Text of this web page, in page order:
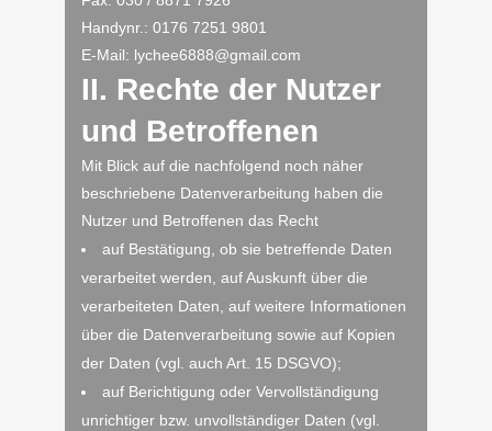
Handynr.: 0176 7251 9801
E-Mail: lychee6888@gmail.com
II. Rechte der Nutzer
und Betroffenen
Mit Blick auf die nachfolgend noch näher
beschriebene Datenverarbeitung haben die
Nutzer und Betroffenen das Recht
auf Bestätigung, ob sie betreffende Daten
verarbeitet werden, auf Auskunft über die
verarbeiteten Daten, auf weitere Informationen
über die Datenverarbeitung sowie auf Kopien
der Daten (vgl. auch Art. 15 DSGVO);
auf Berichtigung oder Vervollständigung
unrichtiger bzw. unvollständiger Daten (vgl.